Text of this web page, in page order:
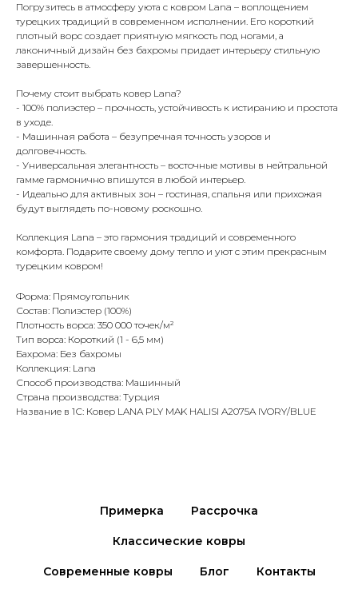
Погрузитесь в атмосферу уюта с ковром Lana – воплощением
турецких традиций в современном исполнении. Его короткий
плотный ворс создает приятную мягкость под ногами, а
лаконичный дизайн без бахромы придает интерьеру стильную
завершенность.
Почему стоит выбрать ковер Lana?
- 100% полиэстер – прочность, устойчивость к истиранию и простота
в уходе.
- Машинная работа – безупречная точность узоров и
долговечность.
- Универсальная элегантность – восточные мотивы в нейтральной
гамме гармонично впишутся в любой интерьер.
- Идеально для активных зон – гостиная, спальня или прихожая
будут выглядеть по-новому роскошно.
Коллекция Lana – это гармония традиций и современного
комфорта. Подарите своему дому тепло и уют с этим прекрасным
турецким ковром!
Форма: Прямоугольник
Состав: Полиэстер (100%)
Плотность ворса: 350 000 точек/м²
Тип ворса: Короткий (1 - 6,5 мм)
Бахрома: Без бахромы
Коллекция: Lana
Способ производства: Машинный
Страна производства: Турция
Название в 1С: Ковер LANA PLY MAK HALISI A2075A IVORY/BLUE
Примерка Рассрочка
Классические ковры
Современные ковры Блог Контакты